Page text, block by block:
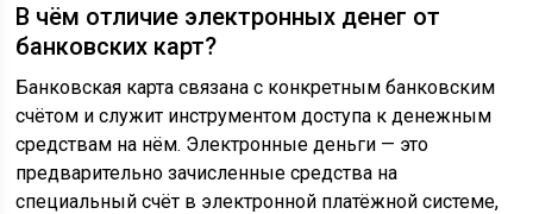
В чём отличие электронных денег от
банковских карт?
Банковская карта связана с конкретным банковским
счётом и служит инструментом доступа к денежным
средствам на нём. Электронные деньги — это
предварительно зачисленные средства на
специальный счёт в электронной платёжной системе,